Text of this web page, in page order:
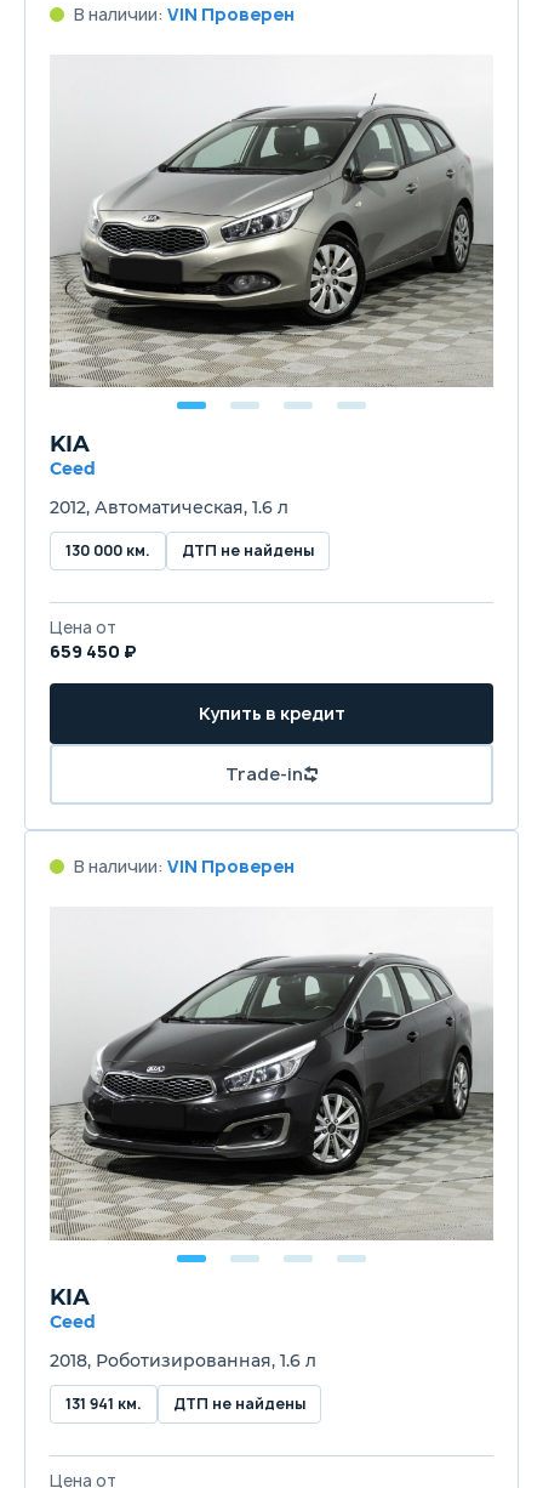
В наличии: VIN Проверен
KIA
Ceed
2012, Автоматическая, 1.6 л
130 000 км. ДТП не найдены
Цена от
659 450 ₽
Купить в кредит
Trade-in
В наличии: VIN Проверен
KIA
Ceed
2018, Роботизированная, 1.6 л
131 941 км. ДТП не найдены
Цена от